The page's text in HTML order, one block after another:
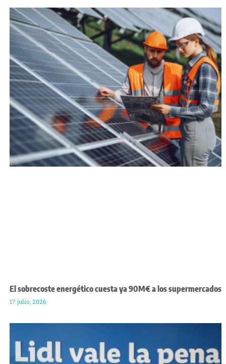
El sobrecoste energético cuesta ya 90M€ a los supermercados
17 julio, 2026